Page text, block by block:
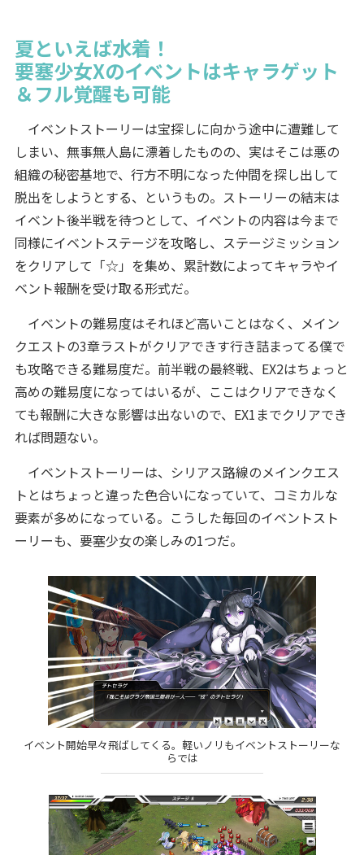
夏といえば水着！
要塞少女Xのイベントはキャラゲット
＆フル覚醒も可能
イベントストーリーは宝探しに向かう途中に遭難して
しまい、無事無人島に漂着したものの、実はそこは悪の
組織の秘密基地で、行方不明になった仲間を探し出して
脱出をしようとする、というもの。ストーリーの結末は
イベント後半戦を待つとして、イベントの内容は今まで
同様にイベントステージを攻略し、ステージミッション
をクリアして「☆」を集め、累計数によってキャラやイ
ベント報酬を受け取る形式だ。
イベントの難易度はそれほど高いことはなく、メイン
クエストの3章ラストがクリアできす行き詰まってる僕で
も攻略できる難易度だ。前半戦の最終戦、EX2はちょっと
高めの難易度になってはいるが、ここはクリアできなく
ても報酬に大きな影響は出ないので、EX1までクリアでき
れば問題ない。
イベントストーリーは、シリアス路線のメインクエス
トとはちょっと違った色合いになっていて、コミカルな
要素が多めになっている。こうした毎回のイベントスト
ーリーも、要塞少女の楽しみの1つだ。
イベント開始早々飛ばしてくる。軽いノリもイベントストーリーな
らでは